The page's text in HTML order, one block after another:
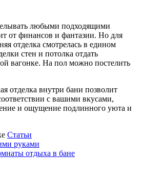
любыми подходящими
от финансов и фантазии. Но для
отделка смотрелась в едином
стен и потолка отдать
вагонке. На пол можно постелить
отделка внутри бани позволит
с вашими вкусами,
и ощущение подлинного уюта и
Статьи
руками
отдыха в бане